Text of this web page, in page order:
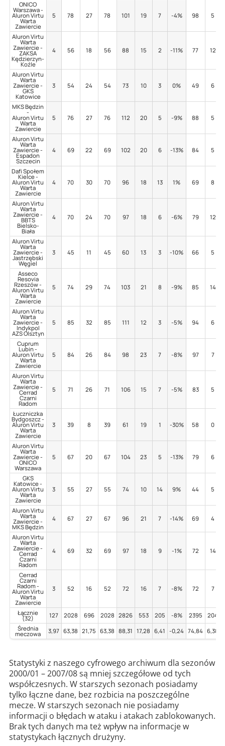
ONICO
Warszawa -
Aluron Virtu
Warta
Zawiercie
5 78 27 78 101 19 7 -4% 98 5
Aluron Virtu
Warta
Zawiercie -
ZAKSA
Kędzierzyn-
Koźle
4 56 18 56 88 15 2 -11% 77 12
Aluron Virtu
Warta
Zawiercie -
GKS
Katowice
3 54 24 54 73 10 3 0% 49 6
MKS Będzin
-
Aluron Virtu
Warta
Zawiercie
5 76 27 76 112 20 5 -9% 88 5
Aluron Virtu
Warta
Zawiercie -
Espadon
Szczecin
4 69 22 69 102 20 6 -13% 84 5
Dafi Społem
Kielce -
Aluron Virtu
Warta
Zawiercie
4 70 30 70 96 18 13 1% 69 8
Aluron Virtu
Warta
Zawiercie -
BBTS
Bielsko-
Biała
4 70 24 70 97 18 6 -6% 79 12
Aluron Virtu
Warta
Zawiercie -
Jastrzębski
Węgiel
3 45 11 45 60 13 3 -10% 66 5
Asseco
Resovia
Rzeszów -
Aluron Virtu
Warta
Zawiercie
5 74 29 74 103 21 8 -9% 85 14
Aluron Virtu
Warta
Zawiercie -
Indykpol
AZS Olsztyn
5 85 32 85 111 12 3 -5% 94 6
Cuprum
Lubin -
Aluron Virtu
Warta
Zawiercie
5 84 26 84 98 23 7 -8% 97 7
Aluron Virtu
Warta
Zawiercie -
Cerrad
Czarni
Radom
5 71 26 71 106 15 7 -5% 83 5
Łuczniczka
Bydgoszcz -
Aluron Virtu
Warta
Zawiercie
3 39 8 39 61 19 1 -30% 58 0
Aluron Virtu
Warta
Zawiercie -
ONICO
Warszawa
5 67 20 67 104 23 5 -13% 79 6
GKS
Katowice -
Aluron Virtu
Warta
Zawiercie
3 55 27 55 74 10 14 9% 44 5
Aluron Virtu
Warta
Zawiercie -
MKS Będzin
4 67 27 67 96 21 7 -14% 69 4
Aluron Virtu
Warta
Zawiercie -
Cerrad
Czarni
Radom
4 69 32 69 97 18 9 -1% 72 14
Cerrad
Czarni
Radom -
Aluron Virtu
Warta
Zawiercie
3 52 16 52 72 16 7 -8% 72 7
Łącznie
(32) 127 2028 696 2028 2826 553 205 -8% 2395 204
Średnia
meczowa 3,97 63,38 21,75 63,38 88,31 17,28 6,41 -0,24 74,84 6,38
Statystyki z naszego cyfrowego archiwum dla sezonów
2000/01 – 2007/08 są mniej szczegółowe od tych
współczesnych. W starszych sezonach posiadamy
tylko łączne dane, bez rozbicia na poszczególne
mecze. W starszych sezonach nie posiadamy
informacji o błędach w ataku i atakach zablokowanych.
Brak tych danych ma też wpływ na informacje w
statystykach łącznych drużyny.